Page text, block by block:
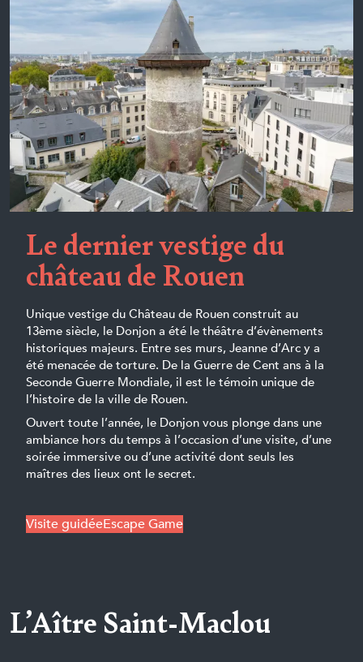
Le dernier vestige du
château de Rouen
Unique vestige du Château de Rouen construit au
13ème siècle, le Donjon a été le théâtre d’évènements
historiques majeurs. Entre ses murs, Jeanne d’Arc y a
été menacée de torture. De la Guerre de Cent ans à la
Seconde Guerre Mondiale, il est le témoin unique de
l’histoire de la ville de Rouen.
Ouvert toute l’année, le Donjon vous plonge dans une
ambiance hors du temps à l’occasion d’une visite, d’une
soirée immersive ou d’une activité dont seuls les
maîtres des lieux ont le secret.
Visite guidéeEscape Game
L’Aître Saint-Maclou